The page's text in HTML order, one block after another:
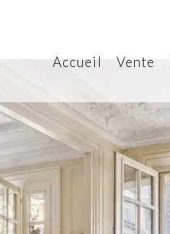
Accueil Vente